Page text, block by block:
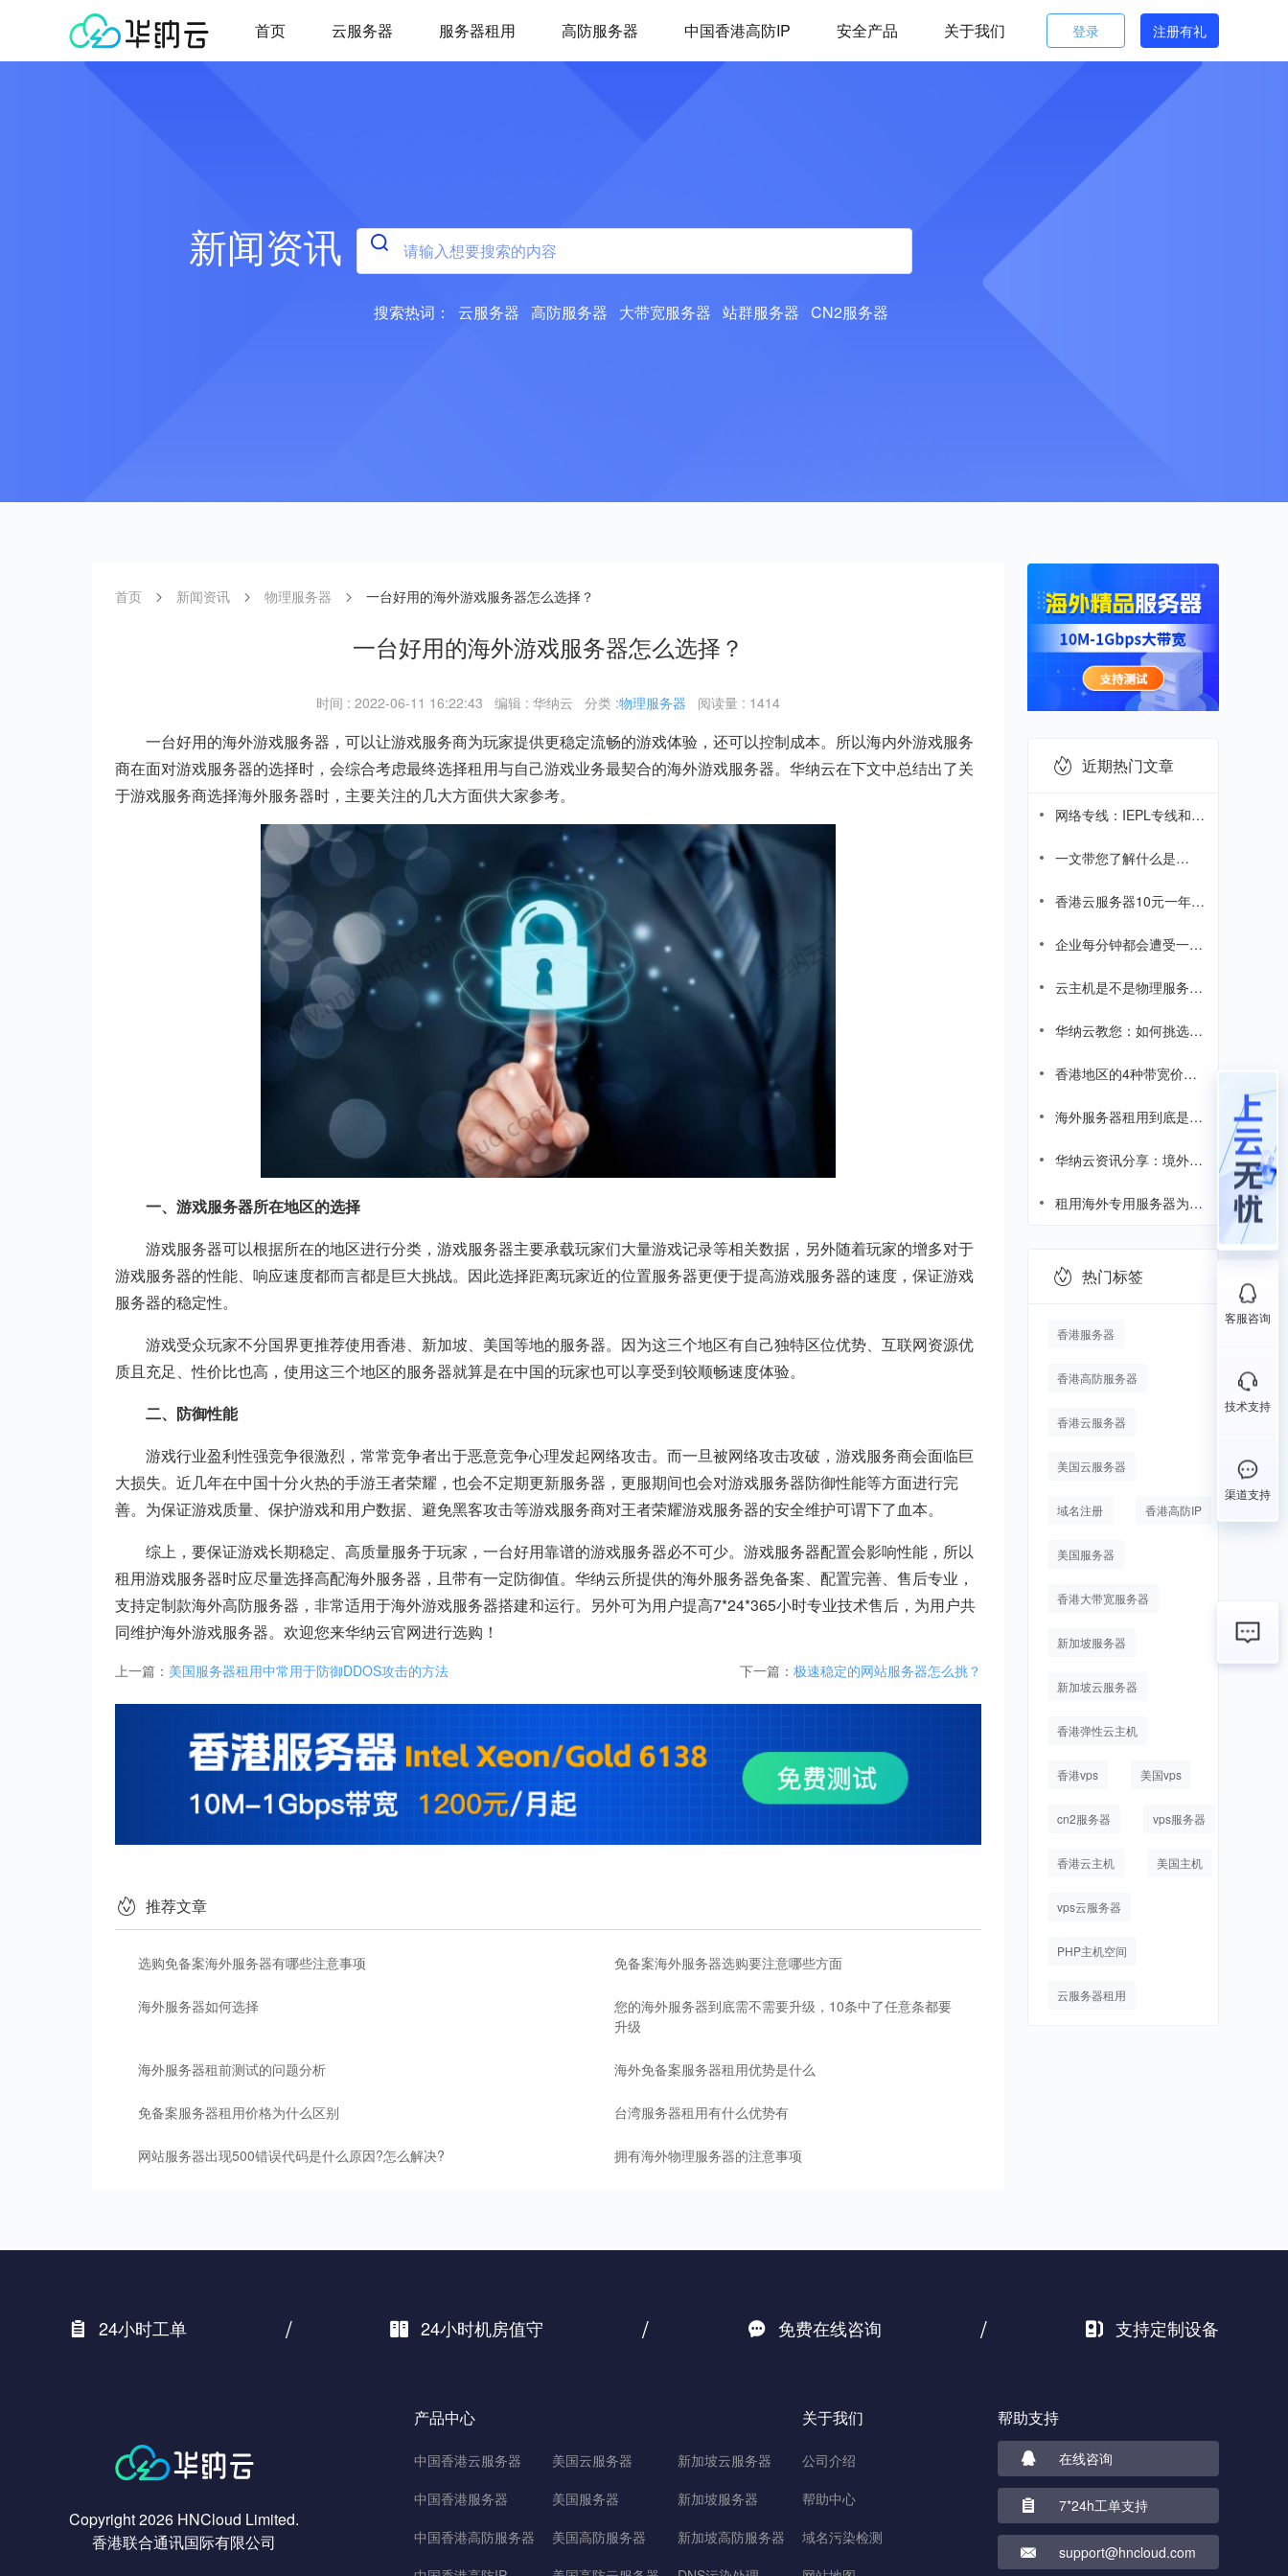
首页 云服务器 服务器租用 高防服务器 中国香港高防IP 安全产品 关于我们 登录 注册有礼
新闻资讯
搜索热词： 云服务器 高防服务器 大带宽服务器 站群服务器 CN2服务器
首页 新闻资讯 物理服务器 一台好用的海外游戏服务器怎么选择？
一台好用的海外游戏服务器怎么选择？
时间 : 2022-06-11 16:22:43 编辑 : 华纳云 分类 :物理服务器 阅读量 : 1414
一台好用的海外游戏服务器，可以让游戏服务商为玩家提供更稳定流畅的游戏体验，还可以控制成本。所以海内外游戏服务
商在面对游戏服务器的选择时，会综合考虑最终选择租用与自己游戏业务最契合的海外游戏服务器。华纳云在下文中总结出了关
于游戏服务商选择海外服务器时，主要关注的几大方面供大家参考。
一、游戏服务器所在地区的选择
游戏服务器可以根据所在的地区进行分类，游戏服务器主要承载玩家们大量游戏记录等相关数据，另外随着玩家的增多对于
游戏服务器的性能、响应速度都而言都是巨大挑战。因此选择距离玩家近的位置服务器更便于提高游戏服务器的速度，保证游戏
服务器的稳定性。
游戏受众玩家不分国界更推荐使用香港、新加坡、美国等地的服务器。因为这三个地区有自己独特区位优势、互联网资源优
质且充足、性价比也高，使用这三个地区的服务器就算是在中国的玩家也可以享受到较顺畅速度体验。
二、防御性能
游戏行业盈利性强竞争很激烈，常常竞争者出于恶意竞争心理发起网络攻击。而一旦被网络攻击攻破，游戏服务商会面临巨
大损失。近几年在中国十分火热的手游王者荣耀，也会不定期更新服务器，更服期间也会对游戏服务器防御性能等方面进行完
善。为保证游戏质量、保护游戏和用户数据、避免黑客攻击等游戏服务商对王者荣耀游戏服务器的安全维护可谓下了血本。
综上，要保证游戏长期稳定、高质量服务于玩家，一台好用靠谱的游戏服务器必不可少。游戏服务器配置会影响性能，所以
租用游戏服务器时应尽量选择高配海外服务器，且带有一定防御值。华纳云所提供的海外服务器免备案、配置完善、售后专业，
支持定制款海外高防服务器，非常适用于海外游戏服务器搭建和运行。另外可为用户提高7*24*365小时专业技术售后，为用户共
同维护海外游戏服务器。欢迎您来华纳云官网进行选购！
上一篇： 美国服务器租用中常用于防御DDOS攻击的方法 下一篇： 极速稳定的网站服务器怎么挑？
推荐文章
选购免备案海外服务器有哪些注意事项 免备案海外服务器选购要注意哪些方面
海外服务器如何选择
您的海外服务器到底需不需要升级，10条中了任意条都要
升级
海外服务器租前测试的问题分析 海外免备案服务器租用优势是什么
免备案服务器租用价格为什么区别 台湾服务器租用有什么优势有
网站服务器出现500错误代码是什么原因?怎么解决? 拥有海外物理服务器的注意事项
近期热门文章
网络专线：IEPL专线和
一文带您了解什么是
路、CUVIP、CIA线路
香港云服务器10元一年，
企业每分钟都会遭受一次
成本飙升
云主机是不是物理服务
服务器的区别
华纳云教您：如何挑选海
香港地区的4种带宽价格
海外服务器租用到底是什
指南
华纳云资讯分享：境外服
租用海外专用服务器为企
热门标签
香港服务器
香港高防服务器
香港云服务器
美国云服务器
域名注册 香港高防IP
美国服务器
香港大带宽服务器
新加坡服务器
新加坡云服务器
香港弹性云主机
香港vps 美国vps
cn2服务器 vps服务器
香港云主机 美国主机
vps云服务器
PHP主机空间
云服务器租用
24小时工单 / 24小时机房值守 / 免费在线咨询 / 支持定制设备
Copyright 2026 HNCloud Limited.
香港联合通讯国际有限公司
产品中心
中国香港云服务器
中国香港服务器
中国香港高防服务器
美国云服务器
美国服务器
美国高防服务器
新加坡云服务器
新加坡服务器
新加坡高防服务器
关于我们
公司介绍
帮助中心
域名污染检测
帮助支持
在线咨询
7*24h工单支持
support@hncloud.com
客服咨询
技术支持
渠道支持